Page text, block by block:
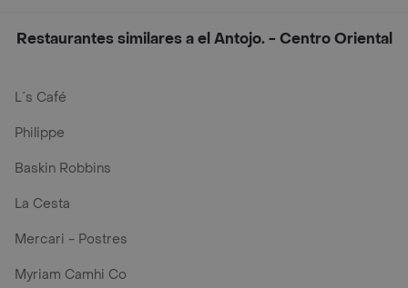
Restaurantes similares a el Antojo. - Centro Oriental
L´s Café
Philippe
Baskin Robbins
La Cesta
Mercari - Postres
Myriam Camhi Co